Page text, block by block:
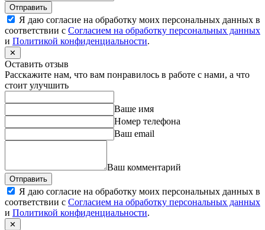
Отправить
Я даю согласие на обработку моих персональных данных в
соответствии с Согласием на обработку персональных данных
и Политикой конфиденциальности.
✕
Оставить отзыв
Расскажите нам, что вам понравилось в работе с нами, а что
стоит улучшить
Ваше имя
Номер телефона
Ваш email
Ваш комментарий
Отправить
Я даю согласие на обработку моих персональных данных в
соответствии с Согласием на обработку персональных данных
и Политикой конфиденциальности.
✕